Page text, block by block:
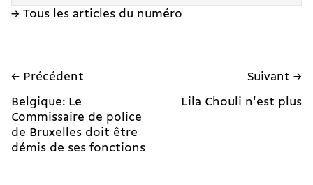
→ Tous les articles du numéro
← Précédent
Belgique: Le
Commissaire de police
de Bruxelles doit être
démis de ses fonctions
Suivant →
Lila Chouli n'est plus